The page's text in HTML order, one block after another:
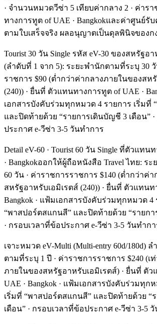
· จำนวนหมวดวีซ่า 5 เทียบค่ากลาง 2 · ค่าร
ทางการทูต of UAE · Bangkokและค่าศูนย์รับ
ตามใบเสร็จจริง ผลอนุญาตเป็นดุลพินิจของก
Tourist 30 วัน Single รหัส eV-30 ของสหรัฐอ
(ลำดับที่ 1 จาก 5): ระยะพำนักตามที่ระบุ 30
ราชการ $90 (ต่ำกว่าค่ากลางภายในของสห
(240)) · ยื่นที่ ตัวแทนทางการทูต of UAE ·
เอกสารบังคับร่วมทุกหมวด 4 รายการ เริ่มที่
และปิดท้ายด้วย “รายการเดินบัญชี 3 เดือน”
ประกาศ e-วีซ่า 3-5 วันทำการ
Detail eV-60 · Tourist 60 วัน Single ที่ตัวแทน
· Bangkokออกให้ผู้ถือหนังสือ Travel ไทย: ร
60 วัน · ค่าราชการราชการ $140 (ต่ำกว่าค่
สหรัฐอาหรับเอมิเรตส์ (240)) · ยื่นที่ ตัวแทนท
Bangkok · แฟ้มเอกสารบังคับร่วมทุกหมวด 4
“พาสปอร์ตสแกนสี” และปิดท้ายด้วย “รายกา
· กรอบเวลาที่ข้อประกาศ e-วีซ่า 3-5 วันทำกา
เจาะหมวด eV-Multi (Multi-entry 60d/180d)
ตามที่ระบุ 1 ปี · ค่าราชการราชการ $240 (เ
ภายในของสหรัฐอาหรับเอมิเรตส์) · ยื่นที่ ตั
UAE · Bangkok · แฟ้มเอกสารบังคับร่วมทุก
เริ่มที่ “พาสปอร์ตสแกนสี” และปิดท้ายด้วย “
เดือน” · กรอบเวลาที่ข้อประกาศ e-วีซ่า 3-5